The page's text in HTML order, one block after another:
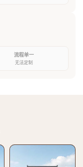
流程单一
无法定制